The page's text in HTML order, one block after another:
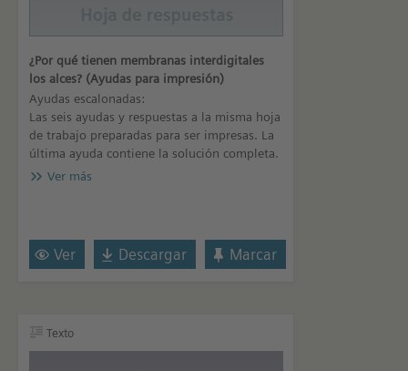
¿Por qué tienen membranas interdigitales
los alces? (Ayudas para impresión)
Ayudas escalonadas:
Las seis ayudas y respuestas a la misma hoja
de trabajo preparadas para ser impresas. La
última ayuda contiene la solución completa.
Ver más
Ver Descargar Marcar
Texto